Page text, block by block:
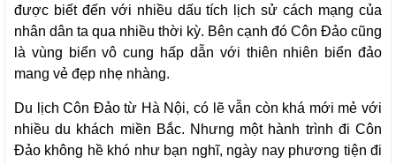
được biết đến với nhiều dấu tích lịch sử cách mạng của
nhân dân ta qua nhiều thời kỳ. Bên cạnh đó Côn Đảo cũng
là vùng biển vô cung hấp dẫn với thiên nhiên biển đảo
mang vẻ đẹp nhẹ nhàng.
Du lịch Côn Đảo từ Hà Nội, có lẽ vẫn còn khá mới mẻ với
nhiều du khách miền Bắc. Nhưng một hành trình đi Côn
Đảo không hề khó như bạn nghĩ, ngày nay phương tiện đi